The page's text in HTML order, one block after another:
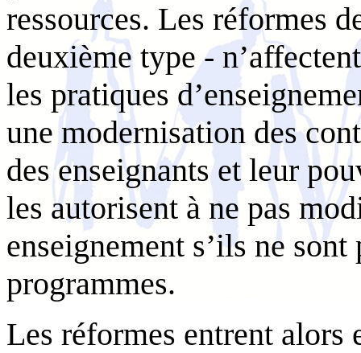
ressources. Les réformes
deuxième type -
les pratiques
une modernisation des
des enseignants et leur
les autorisent à ne pas
enseignement s’ils ne
programmes.
Les réformes entrent alors